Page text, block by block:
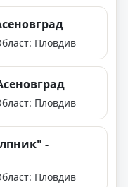
Пловдив
Пловдив
-
Пловдив